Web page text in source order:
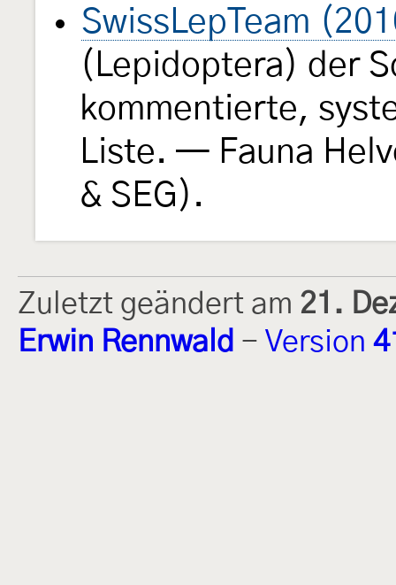
SwissLepTeam
(Lepidoptera) der
kommentierte,
Liste. — Fauna
& SEG).
Zuletzt geändert am 21.
Erwin Rennwald - Version